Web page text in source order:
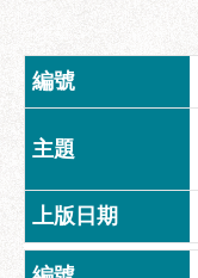
務
資
訊
府
資
公
開